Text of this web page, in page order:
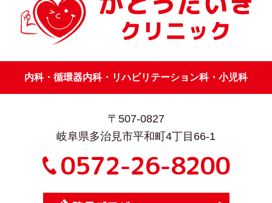
内科・循環器内科・リハビリテーション科・小児科
〒507-0827
岐阜県多治見市平和町4丁目66-1
0572-26-8200